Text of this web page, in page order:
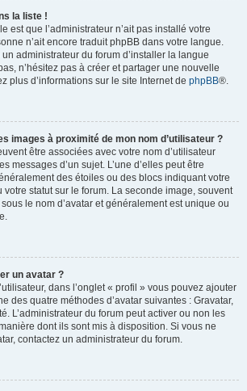
la liste !
est que l’administrateur n’ait pas installé votre
n’ait encore traduit phpBB dans votre langue.
administrateur du forum d’installer la langue
n’hésitez pas à créer et partager une nouvelle
plus d’informations sur le site Internet de phpBB®.
images à proximité de mon nom d’utilisateur ?
être associées avec votre nom d’utilisateur
messages d’un sujet. L’une d’elles peut être
des étoiles ou des blocs indiquant votre
statut sur le forum. La seconde image, souvent
le nom d’avatar et généralement est unique ou
un avatar ?
dans l’onglet « profil » vous pouvez ajouter
des quatre méthodes d’avatar suivantes : Gravatar,
L’administrateur du forum peut activer ou non les
dont ils sont mis à disposition. Si vous ne
contactez un administrateur du forum.